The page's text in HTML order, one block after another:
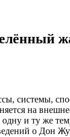
системы,
на
и ту же
о Дон